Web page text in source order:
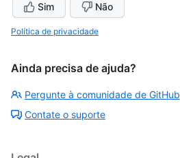
Sim Não
Política de privacidade
Ainda precisa de ajuda?
Pergunte à comunidade de GitHub
Contate o suporte